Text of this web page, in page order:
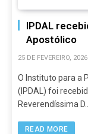
IPDAL
Apostólico
25 DE FEVEREIRO, 2026
O Instituto para a
(IPDAL) foi
Reverendíssima D.…
READ MORE